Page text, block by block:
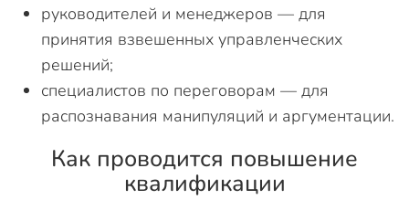
руководителей и менеджеров — для
принятия взвешенных управленческих
решений;
специалистов по переговорам — для
распознавания манипуляций и аргументации.
Как проводится повышение
квалификации